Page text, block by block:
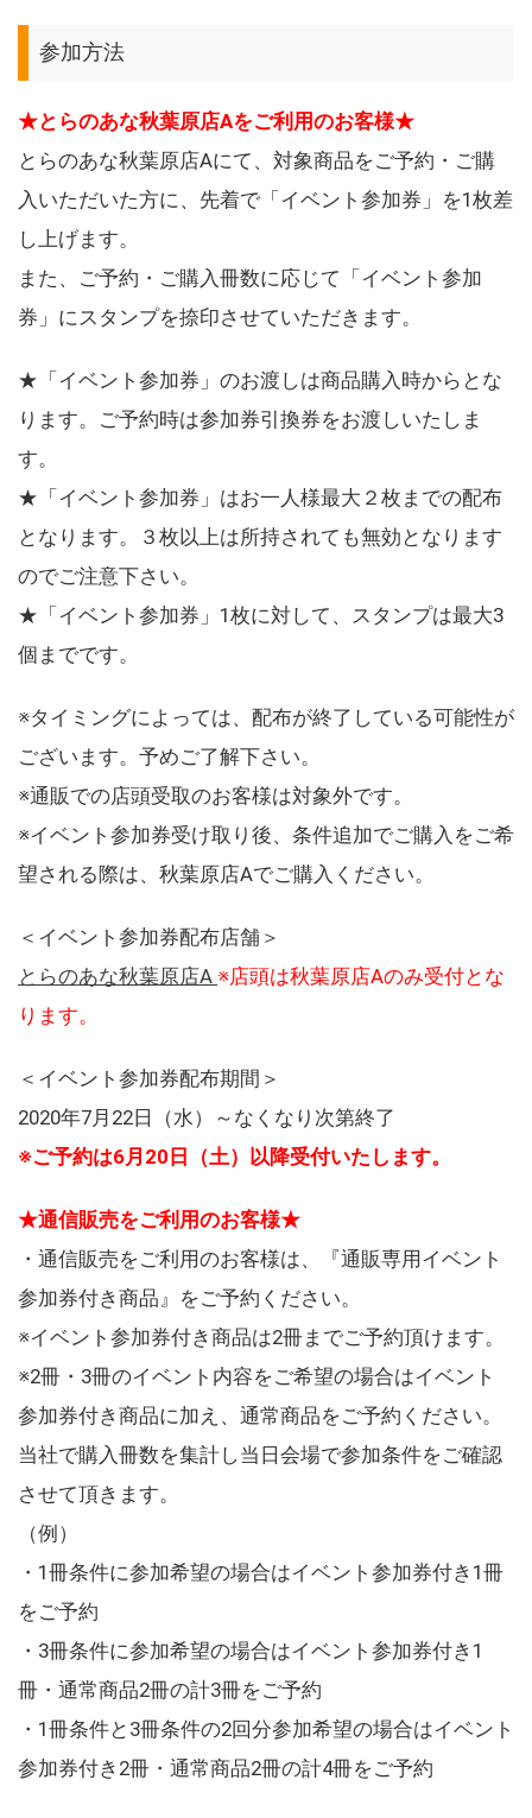
参加方法
★とらのあな秋葉原店Aをご利用のお客様★
とらのあな秋葉原店Aにて、対象商品をご予約・ご購
入いただいた方に、先着で「イベント参加券」を1枚差
し上げます。
また、ご予約・ご購入冊数に応じて「イベント参加
券」にスタンプを捺印させていただきます。
★「イベント参加券」のお渡しは商品購入時からとな
ります。ご予約時は参加券引換券をお渡しいたしま
す。
★「イベント参加券」はお一人様最大２枚までの配布
となります。３枚以上は所持されても無効となります
のでご注意下さい。
★「イベント参加券」1枚に対して、スタンプは最大3
個までです。
※タイミングによっては、配布が終了している可能性が
ございます。予めご了解下さい。
※通販での店頭受取のお客様は対象外です。
※イベント参加券受け取り後、条件追加でご購入をご希
望される際は、秋葉原店Aでご購入ください。
＜イベント参加券配布店舗＞
とらのあな秋葉原店A ※店頭は秋葉原店Aのみ受付とな
ります。
＜イベント参加券配布期間＞
2020年7月22日（水）～なくなり次第終了
※ご予約は6月20日（土）以降受付いたします。
★通信販売をご利用のお客様★
・通信販売をご利用のお客様は、『通販専用イベント
参加券付き商品』をご予約ください。
※イベント参加券付き商品は2冊までご予約頂けます。
※2冊・3冊のイベント内容をご希望の場合はイベント
参加券付き商品に加え、通常商品をご予約ください。
当社で購入冊数を集計し当日会場で参加条件をご確認
させて頂きます。
（例）
・1冊条件に参加希望の場合はイベント参加券付き1冊
をご予約
・3冊条件に参加希望の場合はイベント参加券付き1
冊・通常商品2冊の計3冊をご予約
・1冊条件と3冊条件の2回分参加希望の場合はイベント
参加券付き2冊・通常商品2冊の計4冊をご予約